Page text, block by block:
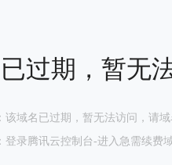
过期，暂无
该域名已过期，暂无法访问，请
登录腾讯云控制台-进入急需续费